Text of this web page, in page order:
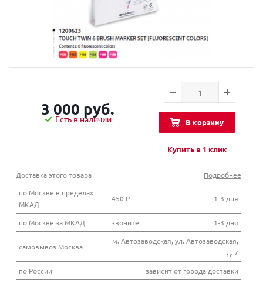
3 000 руб.
Есть в наличии В корзину
Купить в 1 клик
Доставка этого товара
Подробнее
по Москве в пределах
МКАД
450 Р 1-3 дня
по Москве за МКАД звоните 1-3 дня
самовывоз Москва
м. Автозаводская, ул. Автозаводская,
д. 7
по России
зависит от города доставки